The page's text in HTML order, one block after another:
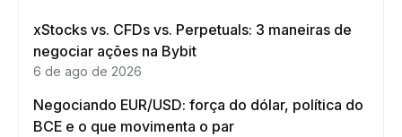
xStocks vs. CFDs vs. Perpetuals: 3 maneiras de
negociar ações na Bybit
6 de ago de 2026
Negociando EUR/USD: força do dólar, política do
BCE e o que movimenta o par